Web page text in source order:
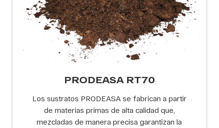
PRODEASA RT70
Los sustratos PRODEASA se fabrican a partir
de materias primas de alta calidad que,
mezcladas de manera precisa garantizan la